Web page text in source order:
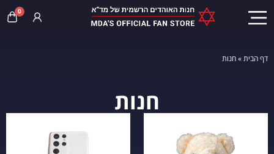
0
דף הבית»חנות
חנות